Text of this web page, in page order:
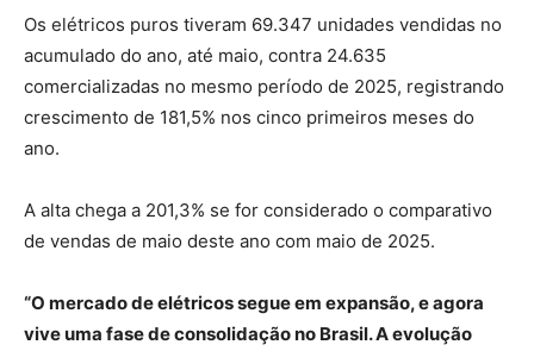
Os elétricos puros tiveram 69.347 unidades vendidas no
acumulado do ano, até maio, contra 24.635
comercializadas no mesmo período de 2025, registrando
crescimento de 181,5% nos cinco primeiros meses do
ano.
A alta chega a 201,3% se for considerado o comparativo
de vendas de maio deste ano com maio de 2025.
“O mercado de elétricos segue em expansão, e agora
vive uma fase de consolidação no Brasil. A evolução